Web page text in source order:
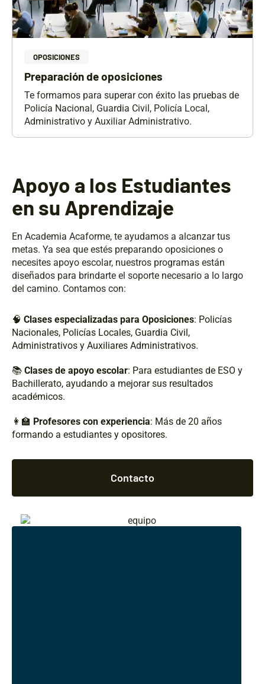
OPOSICIONES
Preparación de oposiciones
Te formamos para superar con éxito las pruebas de
Policía Nacional, Guardia Civil, Policía Local,
Administrativo y Auxiliar Administrativo.
Apoyo a los Estudiantes
en su Aprendizaje
En Academia Acaforme, te ayudamos a alcanzar tus
metas. Ya sea que estés preparando oposiciones o
necesites apoyo escolar, nuestros programas están
diseñados para brindarte el soporte necesario a lo largo
del camino. Contamos con:
🧠 Clases especializadas para Oposiciones: Policías
Nacionales, Policías Locales, Guardia Civil,
Administrativos y Auxiliares Administrativos.
📚 Clases de apoyo escolar: Para estudiantes de ESO y
Bachillerato, ayudando a mejorar sus resultados
académicos.
👩‍🏫 Profesores con experiencia: Más de 20 años
formando a estudiantes y opositores.
Contacto